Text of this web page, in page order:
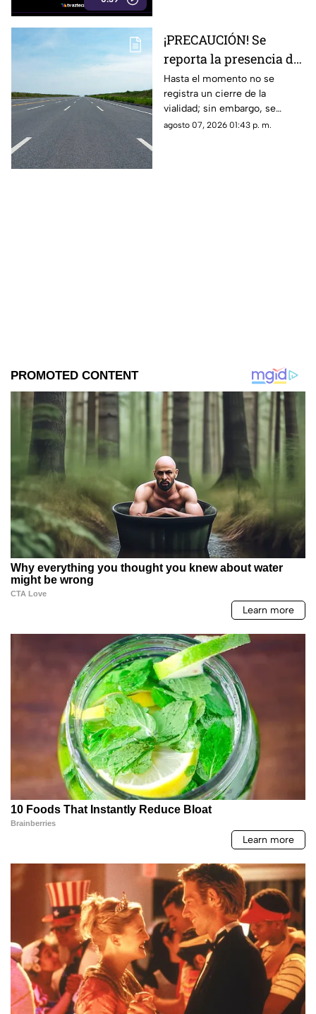
¡PRECAUCIÓN! Se
reporta la presencia de
manifestantes en la
autopista Cuernavaca-
Acapulco
Hasta el momento no se
registra un cierre de la
vialidad; sin embargo, se
exhorta a los automovilistas a
agosto 07, 2026 01:43 p. m.